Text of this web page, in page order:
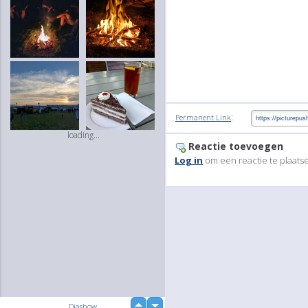
loading...
Permanent Link:
Reactie toevoegen
Log in om een reactie te